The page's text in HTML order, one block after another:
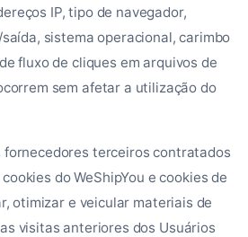
IP, tipo de navegador,
sistema operacional, carimbo
fluxo de cliques em arquivos de
sem afetar a utilização do
fornecedores terceiros contratados
do WeShipYou e cookies de
otimizar e veicular materiais de
visitas anteriores dos Usuários